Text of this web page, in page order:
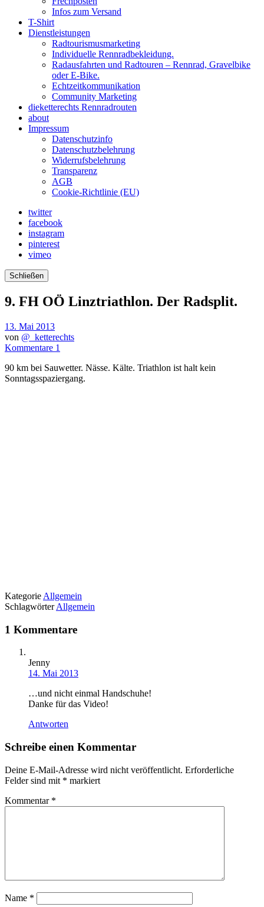
Infos zum Versand
T-Shirt
Dienstleistungen
Radtourismusmarketing
Individuelle Rennradbekleidung.
Radausfahrten und Radtouren – Rennrad, Gravelbike
oder E-Bike.
Echtzeitkommunikation
Community Marketing
dieketterechts Rennradrouten
about
Impressum
Datenschutzinfo
Datenschutzbelehrung
Widerrufsbelehrung
Transparenz
AGB
Cookie-Richtlinie (EU)
twitter
facebook
instagram
pinterest
vimeo
Schließen
9. FH OÖ Linztriathlon. Der Radsplit.
13. Mai 2013
von @_ketterechts
Kommentare 1
90 km bei Sauwetter. Nässe. Kälte. Triathlon ist halt kein
Sonntagsspaziergang.
Kategorie Allgemein
SchlagwörterAllgemein
1 Kommentare
Jenny
14. Mai 2013
…und nicht einmal Handschuhe!
Danke für das Video!
Antworten
Schreibe einen Kommentar
Deine E-Mail-Adresse wird nicht veröffentlicht. Erforderliche
Felder sind mit * markiert
Kommentar *
Name *